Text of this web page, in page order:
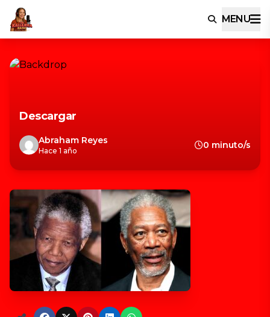
MENU
Descargar
Abraham Reyes
Hace 1 año
0 minuto/s